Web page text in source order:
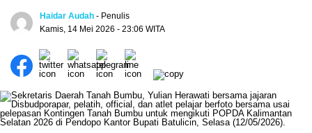
Haidar Audah - Penulis
Kamis, 14 Mei 2026 - 23:06 WITA